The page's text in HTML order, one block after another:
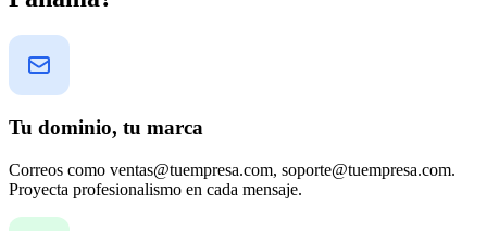
Tu dominio, tu marca
Correos como ventas@tuempresa.com, soporte@tuempresa.com.
Proyecta profesionalismo en cada mensaje.